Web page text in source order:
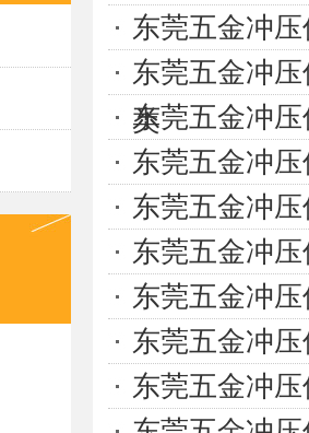
东莞五金冲
东莞五金冲
类
东莞五金冲
东莞五金冲
东莞五金冲
东莞五金冲
东莞五金冲
东莞五金冲
东莞五金冲